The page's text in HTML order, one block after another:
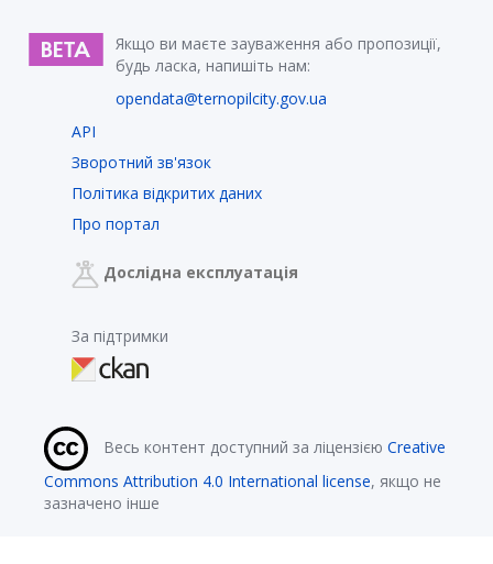
Якщо ви маєте зауваження або пропозиції,
будь ласка, напишіть нам:
opendata@ternopilcity.gov.ua
API
Зворотний зв'язок
Політика відкритих даних
Про портал
Дослідна експлуатація
За підтримки
Весь контент доступний за ліцензією Creative
Commons Attribution 4.0 International license, якщо не
зазначено інше